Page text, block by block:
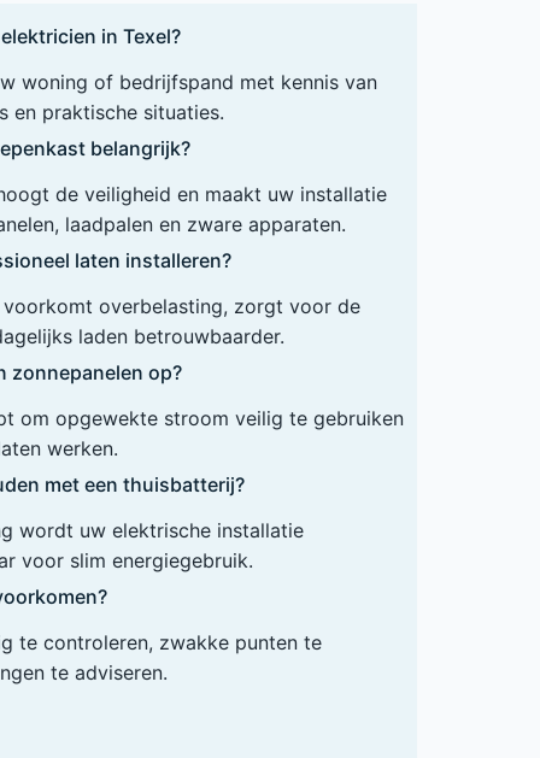
in Texel?
woning of bedrijfspand met kennis van
en praktische situaties.
belangrijk?
de veiligheid en maakt uw installatie
laadpalen en zware apparaten.
laten installeren?
overbelasting, zorgt voor de
laden betrouwbaarder.
zonnepanelen op?
om opgewekte stroom veilig te gebruiken
werken.
met een thuisbatterij?
wordt uw elektrische installatie
voor slim energiegebruik.
te controleren, zwakke punten te
te adviseren.